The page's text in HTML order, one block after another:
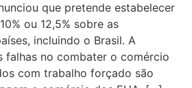
que pretende estabelecer
ou 12,5% sobre as
incluindo o Brasil. A
falhas no combater o comércio
com trabalho forçado são